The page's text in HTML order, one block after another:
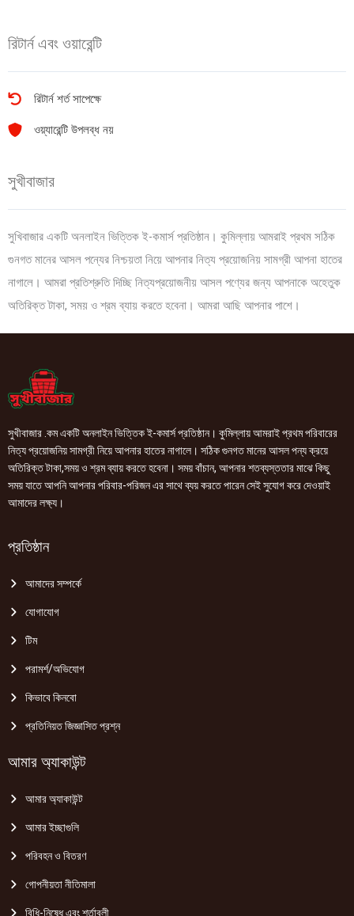
রিটার্ন এবং ওয়ারেন্টি
রিটার্ন শর্ত সাপেক্ষে
ওয়্যারেন্টি উপলব্ধ নয়
সুখীবাজার
সুখিবাজার একটি অনলাইন ভিত্তিক ই-কমার্স প্রতিষ্ঠান। কুমিল্লায় আমরাই প্রথম সঠিক
গুনগত মানের আসল পন্যের নিশ্চয়তা নিয়ে আপনার নিত্য প্রয়োজনিয় সামগ্রী আপনা হাতের
নাগালে। আমরা প্রতিশ্রুতি দিচ্ছি নিত্যপ্রয়োজনীয় আসল পণ্যের জন্য আপনাকে অহেতুক
অতিরিক্ত টাকা, সময় ও শ্রম ব্যায় করতে হবেনা। আমরা আছি আপনার পাশে।
সুখীবাজার .কম একটি অনলাইন ভিত্তিক ই-কমার্স প্রতিষ্ঠান। কুমিল্লায় আমরাই প্রথম পরিবারের
নিত্য প্রয়োজনিয় সামগ্রী নিয়ে আপনার হাতের নাগালে। সঠিক গুনগত মানের আসল পন্য ক্রয়ে
অতিরিক্ত টাকা,সময় ও শ্রম ব্যায় করতে হবেনা। সময় বাঁচান, আপনার শতব্যস্ততার মাঝে কিছু
সময় যাতে আপনি আপনার পরিবার-পরিজন এর সাথে ব্যয় করতে পারেন সেই সুযোগ করে দেওয়াই
আমাদের লক্ষ্য।
প্রতিষ্ঠান
আমাদের সম্পর্কে
যোগাযোগ
টিম
পরামর্শ/অভিযোগ
কিভাবে কিনবো
প্রতিনিয়ত জিজ্ঞাসিত প্রশ্ন
আমার অ্যাকাউন্ট
আমার অ্যাকাউন্ট
আমার ইচ্ছাগুলি
পরিবহন ও বিতরণ
গোপনীয়তা নীতিমালা
বিধি-নিষেধ এবং শর্তাবলী